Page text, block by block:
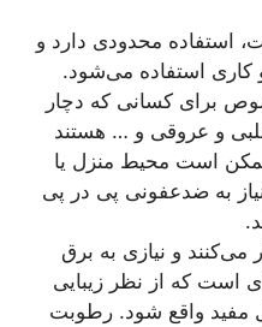
استفاده محدودی دارد و
کاری استفاده می‌شود.
برای کسانی که دچار
و عروقی و … هستند
است محیط منزل یا
به ضدعفونی پی در پی
می‌کنند و نیازی به برق
است که از نظر زیبایی
مفید واقع شود. رطوبت